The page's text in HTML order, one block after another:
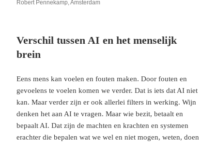
Robert Pennekamp, Amsterdam
Verschil tussen AI en het menselijk
brein
Eens mens kan voelen en fouten maken. Door fouten en
gevoelens te voelen komen we verder. Dat is iets dat AI niet
kan. Maar verder zijn er ook allerlei filters in werking. Wijn
denken het aan AI te vragen. Maar wie bezit, betaalt en
bepaalt AI. Dat zijn de machten en krachten en systemen
erachter die bepalen wat we wel en niet mogen, weten, doen